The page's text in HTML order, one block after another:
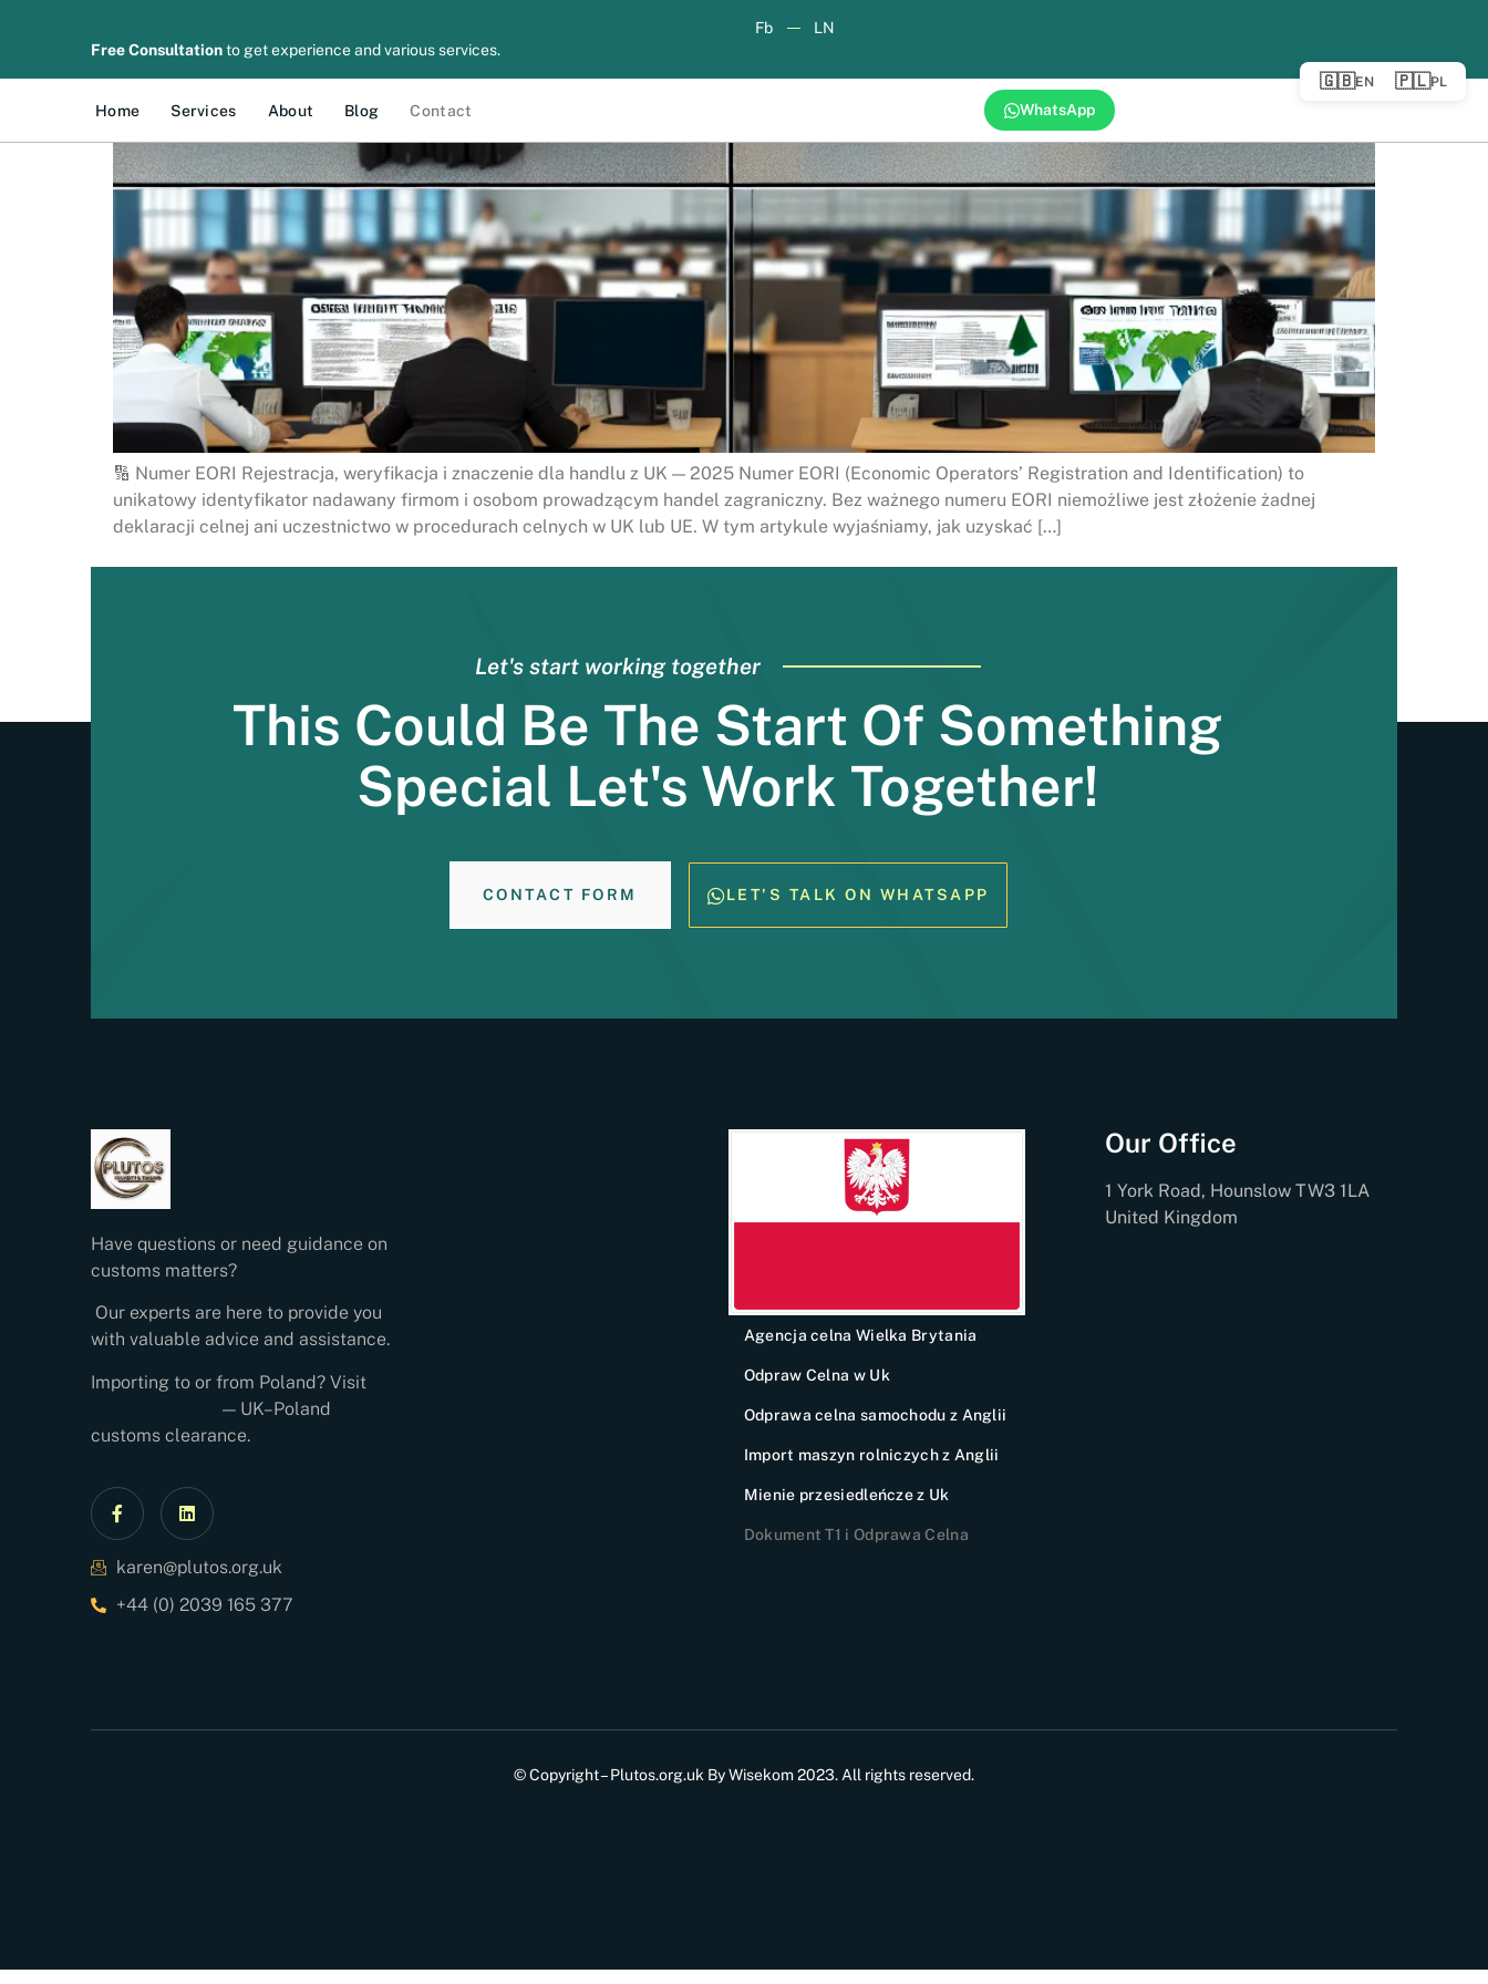
Free Consultationto get experience and various services.
Fb LN
Home Services About Blog Contact WhatsApp
🔢 Numer EORI Rejestracja, weryfikacja i znaczenie dla handlu z UK — 2025 Numer EORI (Economic Operators’ Registration and Identification) to
unikatowy identyfikator nadawany firmom i osobom prowadzącym handel zagraniczny. Bez ważnego numeru EORI niemożliwe jest złożenie żadnej
deklaracji celnej ani uczestnictwo w procedurach celnych w UK lub UE. W tym artykule wyjaśniamy, jak uzyskać […]
Let's start working together
This Could Be The Start Of Something
Special Let's Work Together!
CONTACT FORM LET'S TALK ON WHATSAPP
Have questions or need guidance on
customs matters?
Our experts are here to provide you
with valuable advice and assistance.
Importing to or from Poland? Visit
— UK–Poland
customs clearance.
Agencja celna Wielka Brytania
Odpraw Celna w Uk
Odprawa celna samochodu z Anglii
Import maszyn rolniczych z Anglii
Mienie przesiedleńcze z Uk
Dokument T1 i Odprawa Celna
Our Office
1 York Road, Hounslow TW3 1LA
United Kingdom
karen@plutos.org.uk
+44 (0) 2039 165 377
© Copyright – Plutos.org.uk By Wisekom 2023. All rights reserved.
🇬🇧EN 🇵🇱PL